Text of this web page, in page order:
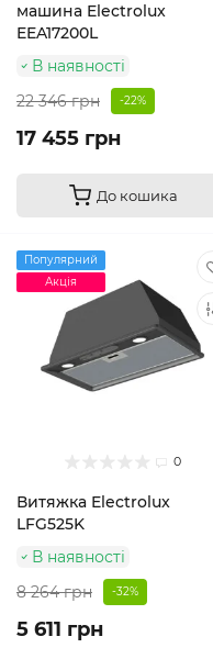
машина Electrolux
EEA17200L
В наявності
22 346 грн
-22%
17 455 грн
До кошика
Популярний
Акція
0
Витяжка Electrolux
LFG525K
В наявності
8 264 грн
-32%
5 611 грн